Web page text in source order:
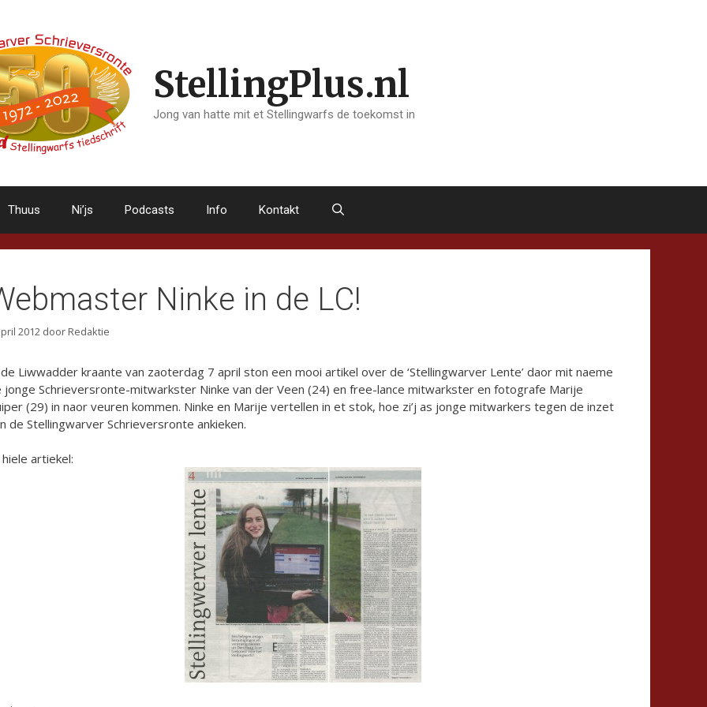
StellingPlus.nl
Jong van hatte mit et Stellingwarfs de toekomst in
Thuus Ni’js Podcasts Info Kontakt
Ninke in de LC!
2012 door Redaktie
Liwwadder kraante van zaoterdag 7 april ston een mooi artikel over de ‘Stellingwarver Lente’ daor mit naeme
jonge Schrieversronte-mitwarkster Ninke van der Veen (24) en free-lance mitwarkster en fotografe Marije
(29) in naor veuren kommen. Ninke en Marije vertellen in et stok, hoe zi’j as jonge mitwarkers tegen de inzet
de Stellingwarver Schrieversronte ankieken.
artiekel: